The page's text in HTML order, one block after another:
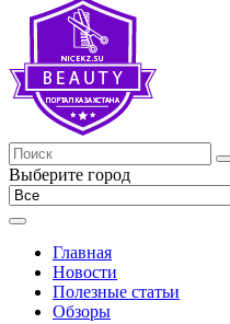
Выберите город
Главная
Новости
Полезные статьи
Обзоры